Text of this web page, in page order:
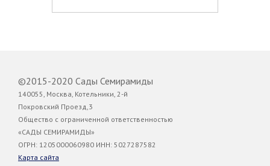
©2015-2020 Сады Семирамиды
140055, Москва, Котельники, 2-й
Покровский Проезд,3
Общество с ограниченной ответственностью
«САДЫ СЕМИРАМИДЫ»
ОГРН: 1205000060980 ИНН: 5027287582
Карта сайта